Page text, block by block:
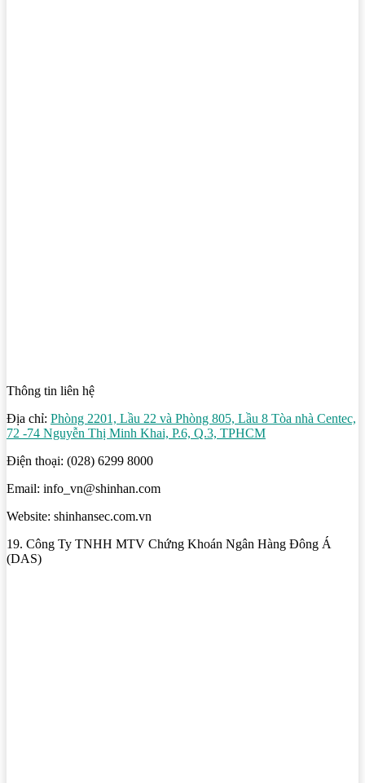
Thông tin liên hệ
Địa chỉ: Phòng 2201, Lầu 22 và Phòng 805, Lầu 8 Tòa nhà Centec,
72 -74 Nguyễn Thị Minh Khai, P.6, Q.3, TPHCM
Điện thoại: (028) 6299 8000
Email: info_vn@shinhan.com
Website: shinhansec.com.vn
19. Công Ty TNHH MTV Chứng Khoán Ngân Hàng Đông Á
(DAS)